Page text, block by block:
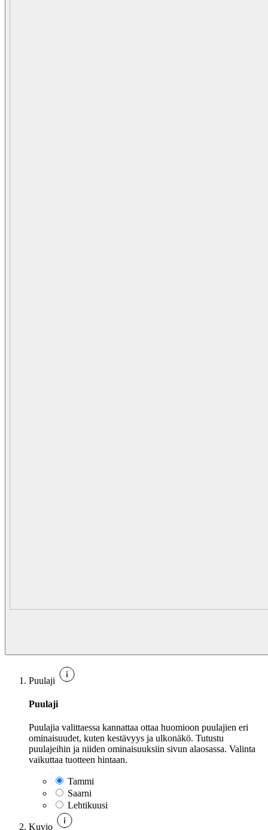
Puulaji
Puulaji
Puulajia valittaessa kannattaa ottaa huomioon puulajien eri
ominaisuudet, kuten kestävyys ja ulkonäkö. Tutustu
puulajeihin ja niiden ominaisuuksiin sivun alaosassa. Valinta
vaikuttaa tuotteen hintaan.
Tammi
Saarni
Lehtikuusi
Kuvio